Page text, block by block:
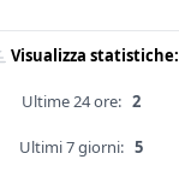
Visualizza statistiche:
Ultime 24 ore: 2
Ultimi 7 giorni: 5